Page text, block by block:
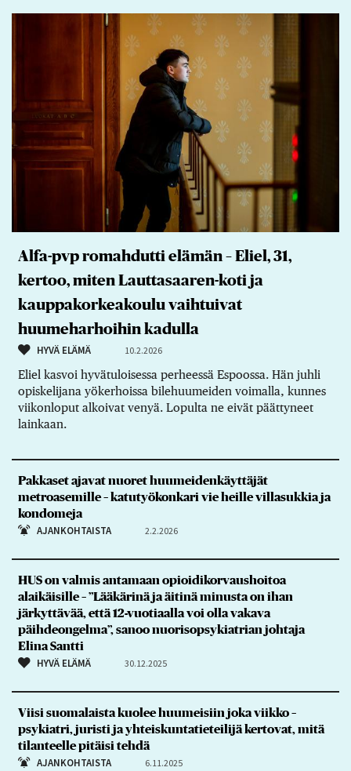
Alfa-pvp romahdutti elämän – Eliel, 31,
kertoo, miten Lauttasaaren-koti ja
kauppakorkeakoulu vaihtuivat
huumeharhoihin kadulla
HYVÄ ELÄMÄ 10.2.2026
Eliel kasvoi hyvätuloisessa perheessä Espoossa. Hän juhli
opiskelijana yökerhoissa bilehuumeiden voimalla, kunnes
viikonloput alkoivat venyä. Lopulta ne eivät päättyneet
lainkaan.
Pakkaset ajavat nuoret huumeidenkäyttäjät
metroasemille – katutyökonkari vie heille villasukkia ja
kondomeja
AJANKOHTAISTA 2.2.2026
HUS on valmis antamaan opioidikorvaushoitoa
alaikäisille – ”Lääkärinä ja äitinä minusta on ihan
järkyttävää, että 12-vuotiaalla voi olla vakava
päihdeongelma”, sanoo nuorisopsykiatrian johtaja
Elina Santti
HYVÄ ELÄMÄ 30.12.2025
Viisi suomalaista kuolee huumeisiin joka viikko –
psykiatri, juristi ja yhteiskuntatieteilijä kertovat, mitä
tilanteelle pitäisi tehdä
AJANKOHTAISTA 6.11.2025